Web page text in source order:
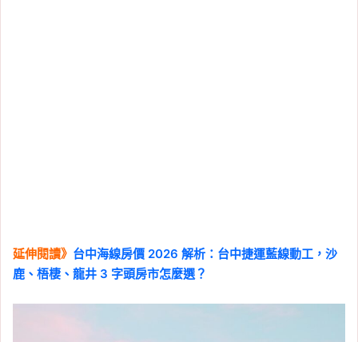
延伸閱讀》 台中海線房價 2026 解析：台中捷運藍線動工，沙
鹿、梧棲、龍井 3 字頭房市怎麼選？